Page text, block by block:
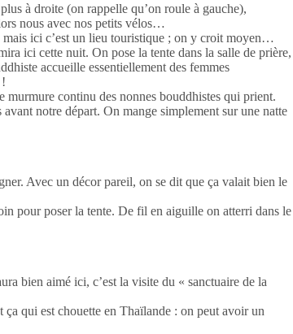
à droite (on rappelle qu’on roule à gauche),
nous avec nos petits vélos…
ici c’est un lieu touristique ; on y croit moyen…
ici cette nuit. On pose la tente dans la salle de prière,
accueille essentiellement des femmes
continu des nonnes bouddhistes qui prient.
notre départ. On mange simplement sur une natte
Avec un décor pareil, on se dit que ça valait bien le
pour poser la tente. De fil en aiguille on atterri dans le
bien aimé ici, c’est la visite du « sanctuaire de la
qui est chouette en Thaïlande : on peut avoir un